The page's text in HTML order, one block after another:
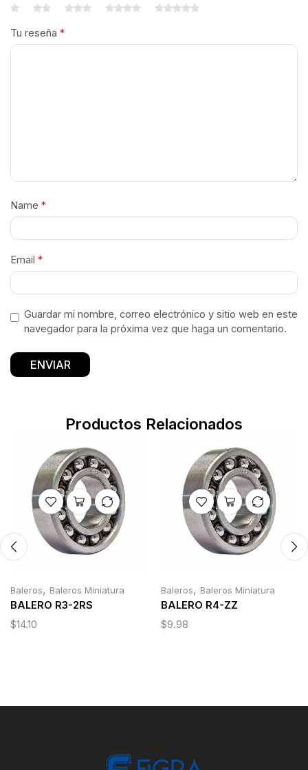
Tu reseña *
Name *
Email *
Guardar mi nombre, correo electrónico y sitio web en este
navegador para la próxima vez que haga un comentario.
Productos Relacionados
Baleros, Baleros Miniatura
BALERO R3-2RS
$14.10
Baleros, Baleros Miniatura
BALERO R4-ZZ
$9.98